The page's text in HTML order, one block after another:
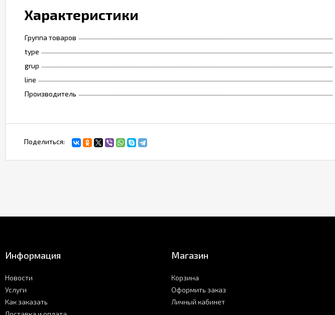
Характеристики
Группа товаров
type
grup
line
Производитель
Поделиться:
Информация
Новости
Услуги
Как заказать
Магазин
Корзина
Оформить заказ
Личный кабинет